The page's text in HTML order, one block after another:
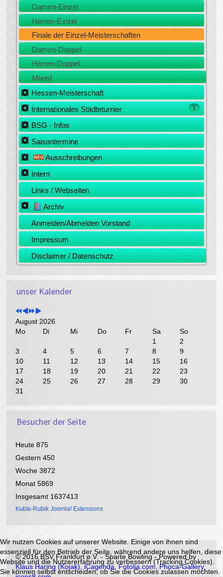
Damen-Einzel
Herren-Einzel
Finale der Einzel-Meisterschaften
Damen-Doppel
Herren-Doppel
Mixed
Hessen-Meisterschaft
1
Internationales Städteturnier
BSG - Infos
Saisontermine
Ausschreibungen
Intern
Links / Webseiten
Archiv
Anmelden/Abmelden Vorstand
Impressum
Disclaimer / Datenschutz
unser Kalender
V
o
r
h
e
r
i
g
e
s
J
a
h
r
V
o
r
h
e
r
i
g
e
r
M
o
n
a
t
N
ä
h
s
N
ä
h
s
August 2026
Mo
Di Mi Do Fr Sa
So
1
2
3
4 5 6 7 8
9
10
11 12 13 14 15
16
17
18 19 20 21 22
23
24
25 26 27 28 29
30
31
Besucher der Seite
Heute875
Gestern450
Woche3872
Monat5869
Insgesamt 1637413
Kubik-Rubik Joomla! Extensions
©2016 BSV Frankfurt e.V. - Sparte Bowling - Powered by
Klaus Haring (Kojak)
iCagenda Fotolia.com, Phoca-Gallery,
Wir nutzen Cookies auf unserer Website. Einige von ihnen sind
essenziell für den Betrieb der Seite, während andere uns helfen, diese
Website und die Nutzererfahrung zu verbessern (Tracking Cookies).
Sie können selbst entscheiden, ob Sie die Cookies zulassen möchten.